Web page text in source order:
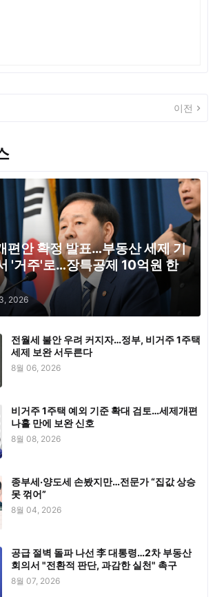
이전
편안 확정 발표…부동산 세제 기
'거주'로…장특공제 10억원 한
2026
전월세 불안 우려 커지자…정부, 비거주 1주택
세제 보완 서두른다
8월 06, 2026
비거주 1주택 예외 기준 확대 검토…세제개편
나흘 만에 보완 신호
8월 08, 2026
종부세·양도세 손봤지만…전문가 “집값 상승
못 꺾어”
8월 04, 2026
공급 절벽 돌파 나선 李 대통령…2차 부동산
회의서 "전환적 판단, 과감한 실천" 촉구
8월 07, 2026